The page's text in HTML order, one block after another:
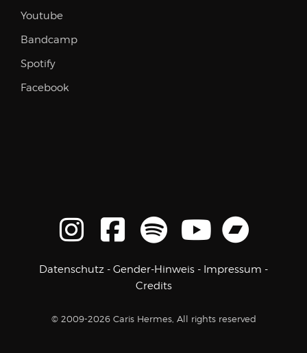
Youtube
Bandcamp
Spotify
Facebook
Datenschutz - Gender-Hinweis - Impressum -
Credits
© 2009-2026 Caris Hermes, All rights reserved